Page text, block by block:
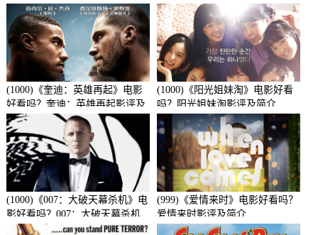
(1000)《奎迪：英雄再起》电影
好看吗？奎迪：英雄再起影评及
简介
(1000)《阳光姐妹淘》电影好看
吗？阳光姐妹淘影评及简介
(1000)《007：大破天幕杀机》电
影好看吗？007：大破天幕杀机
影评及简介
(999)《爱情来时》电影好看吗？
爱情来时影评及简介